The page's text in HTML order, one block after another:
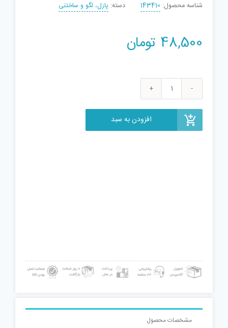
شناسه محصول: 143410 دسته: پازل، لگو و ساختنی
48,500 تومان
پازل
ترنم
افزودن به سبد
مشخصات محصول